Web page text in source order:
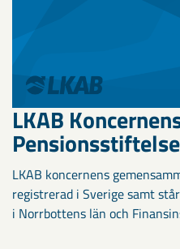
LKAB
Pensionsstiftelse
LKAB koncernens
registrerad i Sverige samt
i Norrbottens län och